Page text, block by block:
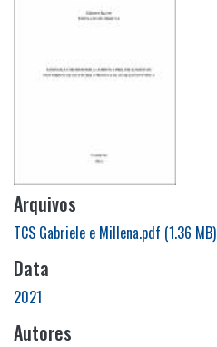
Arquivos
TCS Gabriele e Millena.pdf (1.36 MB)
Data
2021
Autores